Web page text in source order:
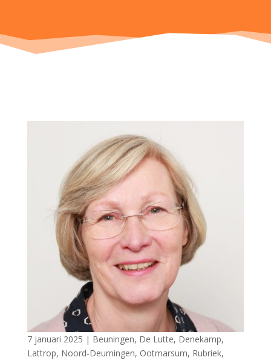
7 januari 2025 | Beuningen, De Lutte, Denekamp,
Lattrop, Noord-Deurningen, Ootmarsum, Rubriek,